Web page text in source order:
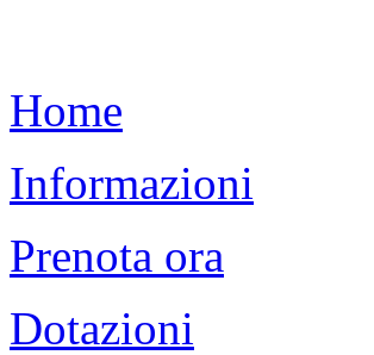
Home
Informazioni
Prenota ora
Dotazioni